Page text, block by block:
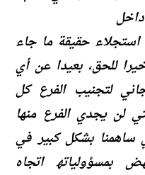
داخل
حقیقة ما جاء
للحق، بعیدا عن أي
لتجنیب الفرع كل
لن یجدي الفرع منھا
ساھمنا بشكل كبیر في
بمسؤولیاتھ اتجاه